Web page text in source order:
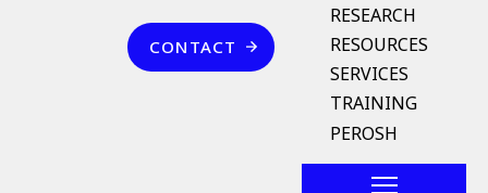
RESEARCH
RESOURCES
SERVICES
TRAINING
PEROSH
Επικοινωνία
CONTACT
Breadcrumb
μείγμα φυσικού αερίου/